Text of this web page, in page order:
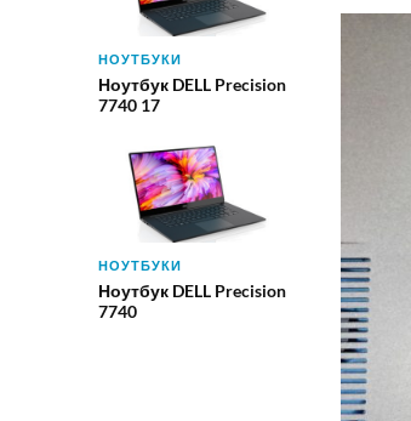
НОУТБУКИ
Ноутбук DELL Precision
7740 17
НОУТБУКИ
Ноутбук DELL Precision
7740